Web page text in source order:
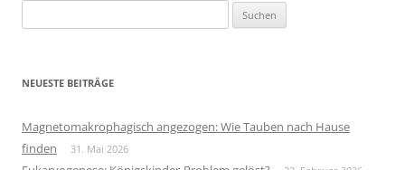
nach:
NEUESTE BEITRÄGE
Magnetomakrophagisch angezogen: Wie Tauben nach Hause
finden
31. Mai 2026